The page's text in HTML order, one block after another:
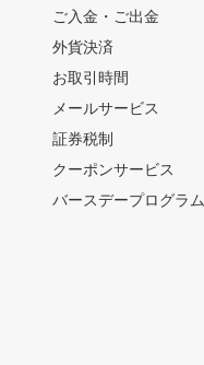
ご入金・ご出金
外貨決済
お取引時間
メールサービス
証券税制
クーポンサービス
バースデープログラム